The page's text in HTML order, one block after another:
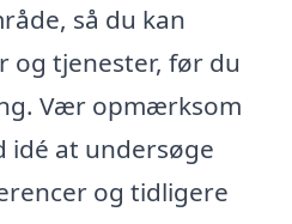
så du kan
og tjenester, før du
Vær opmærksom
idé at undersøge
og tidligere